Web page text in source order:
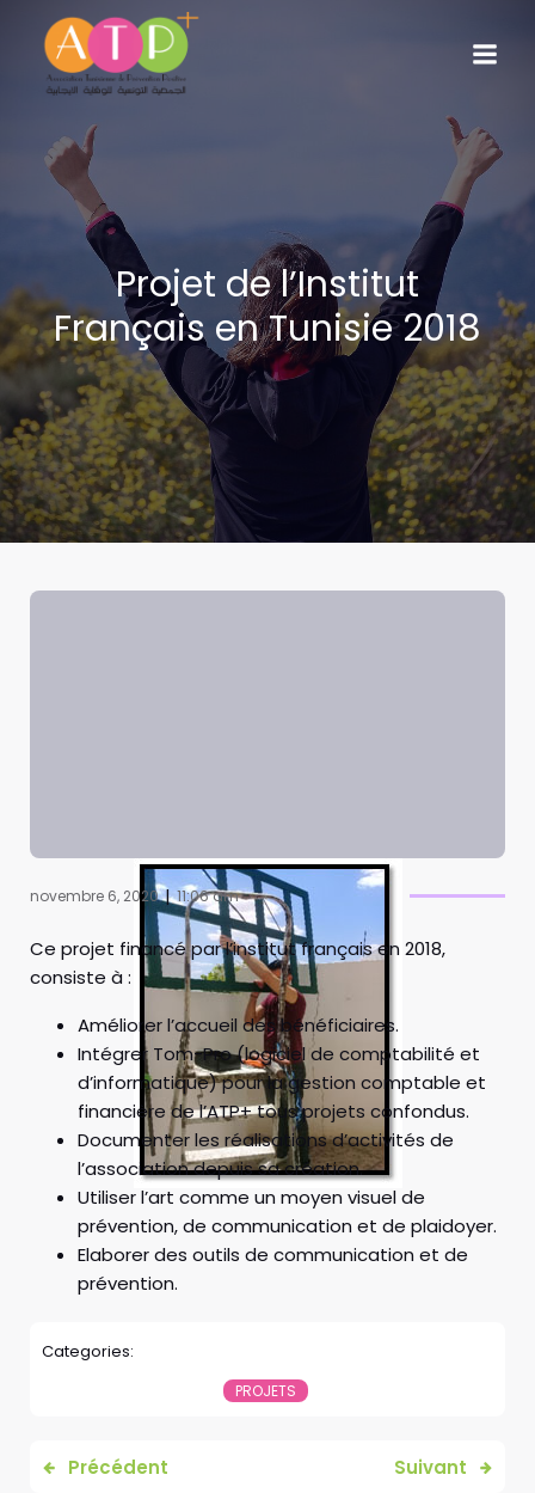
Projet de l’Institut
Français en Tunisie 2018
novembre 6, 2020 | 11:06 am
Ce projet financé par l’institut français en 2018,
consiste à :
Améliorer l’accueil des bénéficiaires.
Intégrer Tom-Pro (logiciel de comptabilité et
d’informatique) pour la gestion comptable et
financière de l’ATP+ tous projets confondus.
Documenter les réalisations d’activités de
l’association depuis sa création.
Utiliser l’art comme un moyen visuel de
prévention, de communication et de plaidoyer.
Elaborer des outils de communication et de
prévention.
Categories:
PROJETS
Précédent Suivant